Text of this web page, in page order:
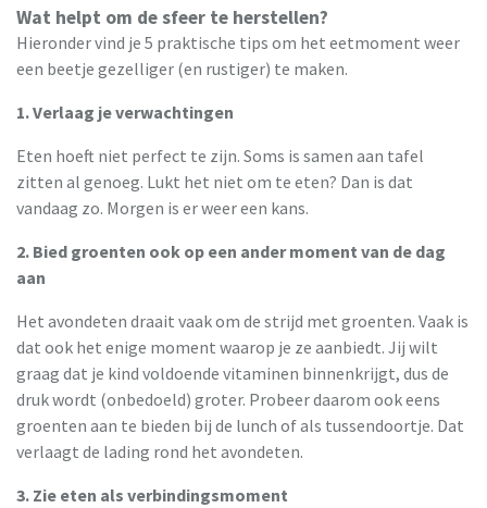
Wat helpt om de sfeer te herstellen?
Hieronder vind je 5 praktische tips om het eetmoment weer
een beetje gezelliger (en rustiger) te maken.
1. Verlaag je verwachtingen
Eten hoeft niet perfect te zijn. Soms is samen aan tafel
zitten al genoeg. Lukt het niet om te eten? Dan is dat
vandaag zo. Morgen is er weer een kans.
2. Bied groenten ook op een ander moment van de dag
aan
Het avondeten draait vaak om de strijd met groenten. Vaak is
dat ook het enige moment waarop je ze aanbiedt. Jij wilt
graag dat je kind voldoende vitaminen binnenkrijgt, dus de
druk wordt (onbedoeld) groter. Probeer daarom ook eens
groenten aan te bieden bij de lunch of als tussendoortje. Dat
verlaagt de lading rond het avondeten.
3. Zie eten als verbindingsmoment